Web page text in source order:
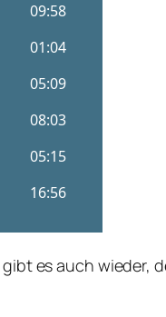
es auch wieder,